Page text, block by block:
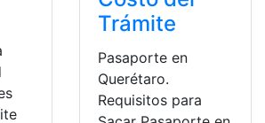
Trámite
Pasaporte en
Querétaro.
Requisitos para